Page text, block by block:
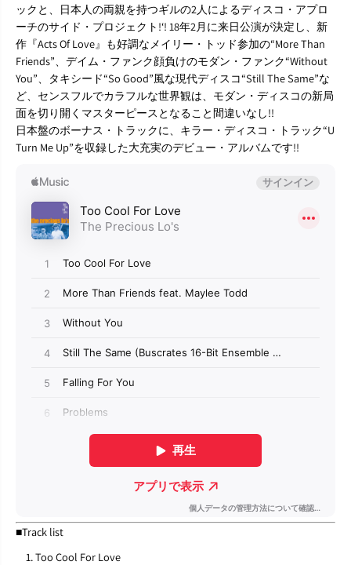
o
r
L
o
v
』
C
D
o
L
o
』
C
D
ックと、日本人の両親を持つギルの2人によるディスコ・アプロ
ーチのサイド・プロジェクト!‘! 18年2月に来日公演が決定し、新
作『Acts Of Love』も好調なメイリー・トッド参加の“More Than
Friends”、デイム・ファンク顔負けのモダン・ファンク“Without
You”、タキシード“So Good”風な現代ディスコ“Still The Same”な
ど、センスフルでカラフルな世界観は、モダン・ディスコの新局
面を切り開くマスターピースとなること間違いなし!!
日本盤のボーナス・トラックに、キラー・ディスコ・トラック“U
Turn Me Up”を収録した大充実のデビュー・アルバムです!!
■Track list
1. Too Cool For Love